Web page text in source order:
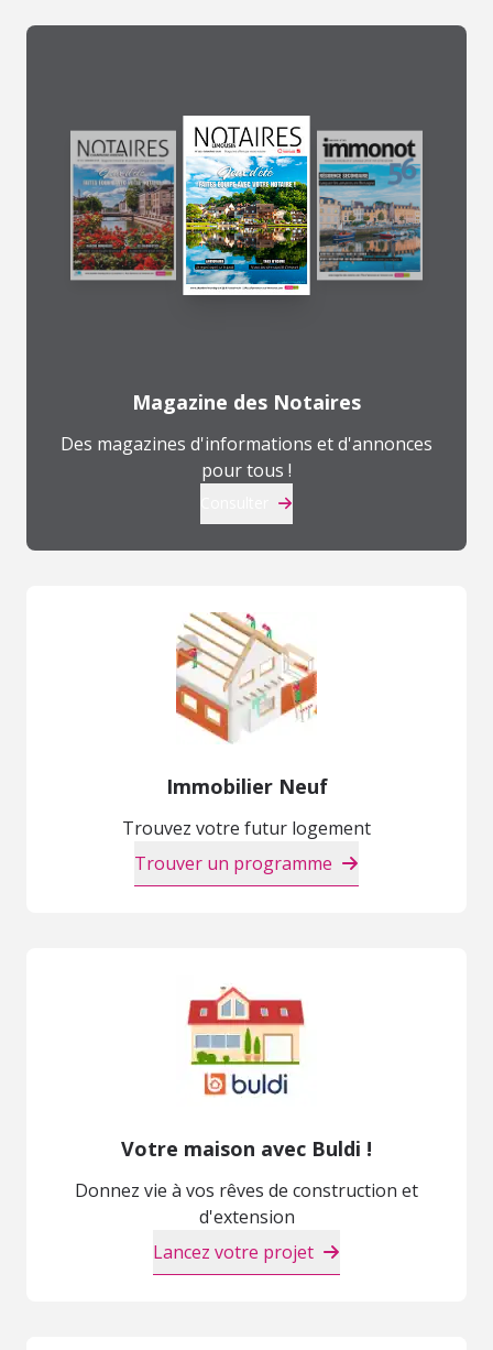
Magazine des Notaires
Des magazines d'informations et d'annonces
pour tous !
Immobilier Neuf
Trouvez votre futur logement
Trouver un programme
Votre maison avec Buldi !
Donnez vie à vos rêves de construction et
d'extension
Lancez votre projet